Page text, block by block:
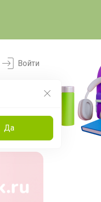
Да
Войти
Эксперты